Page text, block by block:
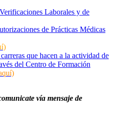
Laborales y de
de Prácticas Médicas
que hacen a la actividad de
del Centro de Formación
vía mensaje de